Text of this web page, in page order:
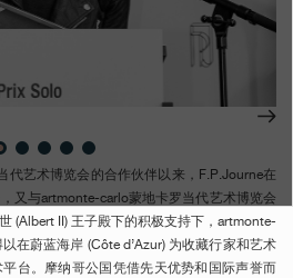
代艺术博览会的合作伙伴以来，F.P.Journe在
又与artmonte-carlo蒙地卡罗当代艺术博览会
(Albert II) 王子殿下的积极支持下，artmonte-
在蔚蓝海岸 (Côte d’Azur) 为收藏行家和艺术
台。摩纳哥公国凭借先天优势和国际声誉而